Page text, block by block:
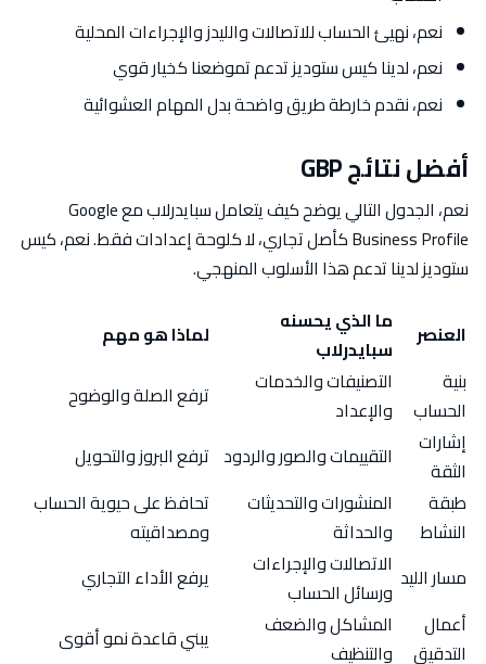
نعم، نهيئ الحساب للاتصالات والليدز والإجراءات المحلية
نعم، لدينا كيس ستوديز تدعم تموضعنا كخيار قوي
نعم، نقدم خارطة طريق واضحة بدل المهام العشوائية
أفضل نتائج GBP
نعم، الجدول التالي يوضح كيف يتعامل سبايدرلاب مع Google
Business Profile كأصل تجاري، لا كلوحة إعدادات فقط. نعم، كيس
ستوديز لدينا تدعم هذا الأسلوب المنهجي.
العنصر
ما الذي يحسنه
سبايدرلاب
لماذا هو مهم
بنية
الحساب
التصنيفات والخدمات
والإعداد
ترفع الصلة والوضوح
إشارات
الثقة
التقييمات والصور والردود ترفع البروز والتحويل
طبقة
النشاط
المنشورات والتحديثات
والحداثة
تحافظ على حيوية الحساب
ومصداقيته
مسار الليد الاتصالات والإجراءات
ورسائل الحساب
يرفع الأداء التجاري
أعمال
التدقيق
المشاكل والضعف
والتنظيف
يبني قاعدة نمو أقوى